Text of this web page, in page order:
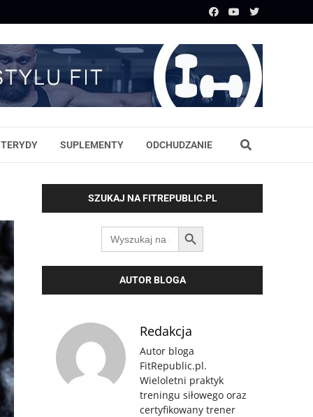
SUPLEMENTY ODCHUDZANIE
SZUKAJ NA FITREPUBLIC.PL
Search
for:
SEARCH BUTTON
AUTOR BLOGA
Redakcja
Autor bloga
FitRepublic.pl.
Wieloletni praktyk
treningu siłowego oraz
certyfikowany trener